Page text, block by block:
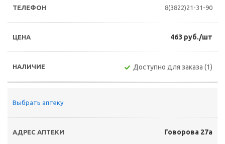
8(3822)21-31-90
463 руб./шт
Доступно для заказа (1)
Выбрать аптеку
Говорова 27а